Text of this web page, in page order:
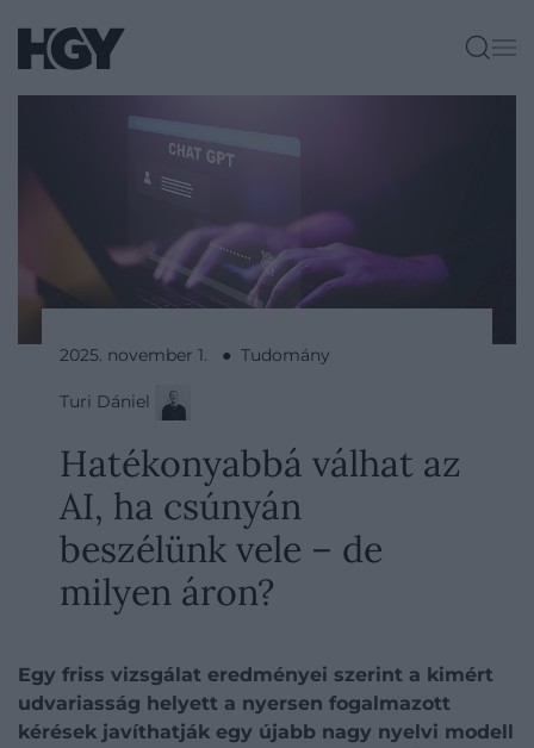
2025. november 1. ● Tudomány
Turi Dániel
Hatékonyabbá válhat az
AI, ha csúnyán
beszélünk vele – de
milyen áron?
Egy friss vizsgálat eredményei szerint a kimért
udvariasság helyett a nyersen fogalmazott
kérések javíthatják egy újabb nagy nyelvi modell